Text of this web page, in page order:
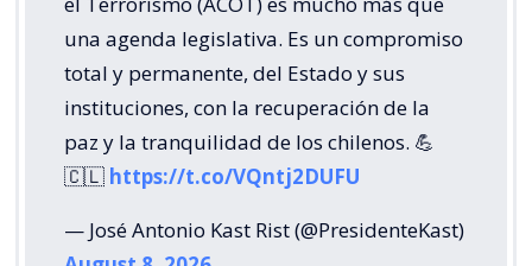
una agenda legislativa. Es un compromiso
total y permanente, del Estado y sus
instituciones, con la recuperación de la
paz y la tranquilidad de los chilenos. 💪
🇨🇱 https://t.co/VQntj2DUFU
— José Antonio Kast Rist (@PresidenteKast)